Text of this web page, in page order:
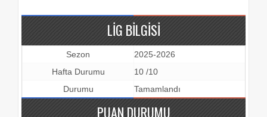
LIG BILGISI
Sezon
2025-2026
Hafta Durumu
10 /10
Durumu
Tamamlandı
PUAN DURUMU